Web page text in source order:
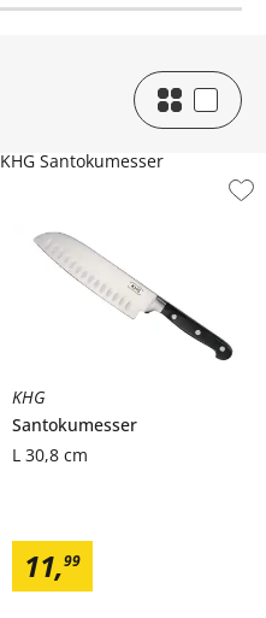
KHG
Santokumesser
L 30,8 cm
11,99
KHG Santokumesser